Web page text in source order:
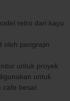
retro dari kayu
oleh pengrajin
untuk proyek
untuk
besar.